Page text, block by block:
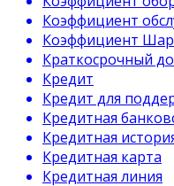
Коэффициент
Коэффициент
Краткосрочный
Кредит
Кредит для
Кредитная
Кредитная
Кредитная карта
Кредитная линия